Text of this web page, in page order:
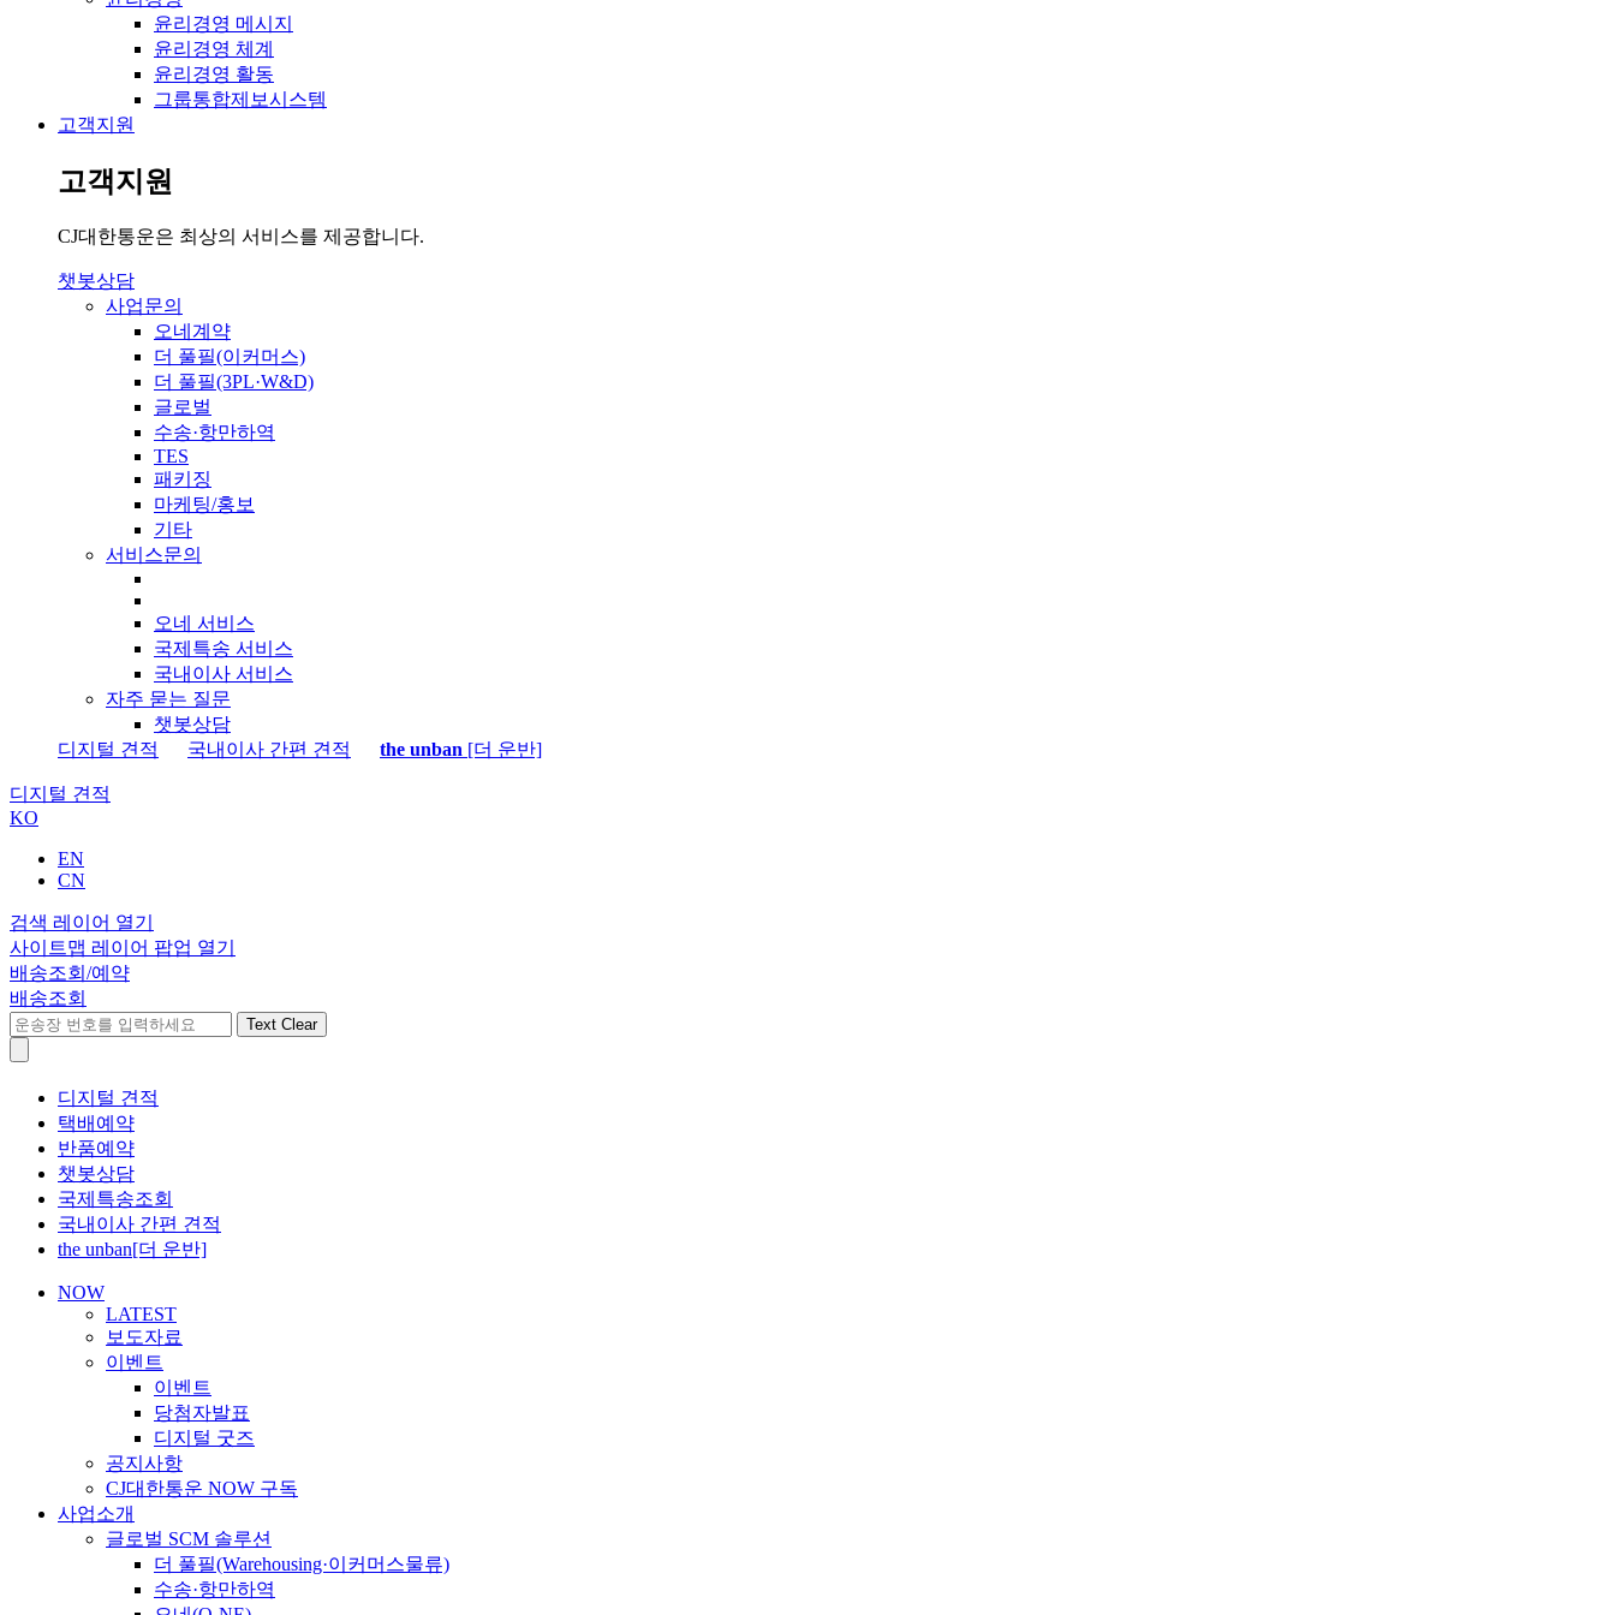
윤리경영 메시지
윤리경영 체계
윤리경영 활동
그룹통합제보시스템
고객지원
고객지원
CJ대한통운은 최상의 서비스를 제공합니다.
챗봇상담
사업문의
오네계약
더 풀필(이커머스)
더 풀필(3PL·W&D)
글로벌
수송·항만하역
TES
패키징
마케팅/홍보
기타
서비스문의
오네 서비스
국제특송 서비스
국내이사 서비스
자주 묻는 질문
챗봇상담
디지털 견적
국내이사 간편 견적 the unban [더 운반]
디지털 견적
KO
EN
CN
검색 레이어 열기
사이트맵 레이어 팝업 열기
배송조회/예약
배송조회
Text Clear
디지털 견적
택배예약
반품예약
챗봇상담
국제특송조회
국내이사 간편 견적
the unban[더 운반]
NOW
LATEST
보도자료
이벤트
이벤트
당첨자발표
디지털 굿즈
공지사항
CJ대한통운 NOW 구독
사업소개
글로벌 SCM 솔루션
더 풀필(Warehousing·이커머스물류)
수송·항만하역